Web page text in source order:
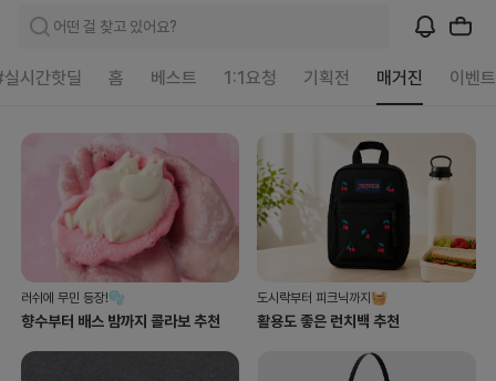
어떤 걸 찾고 있어요?
시간핫딜 홈 베스트 1:1요청 기획전 매거진 이벤트
매
진
켓러쉬에 무민 등장!🫧
향수부터 배스 밤까지 콜라보 추천
도시락부터 피크닉까지🧺
활용도 좋은 런치백 추천